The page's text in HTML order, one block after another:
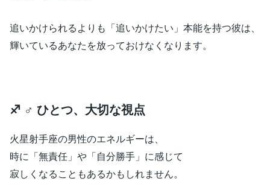
追いかけられるよりも「追いかけたい」本能を持つ彼は、
輝いているあなたを放っておけなくなります。
♐️ ♂ ひとつ、大切な視点
火星射手座の男性のエネルギーは、
時に「無責任」や「自分勝手」に感じて
寂しくなることもあるかもしれません。